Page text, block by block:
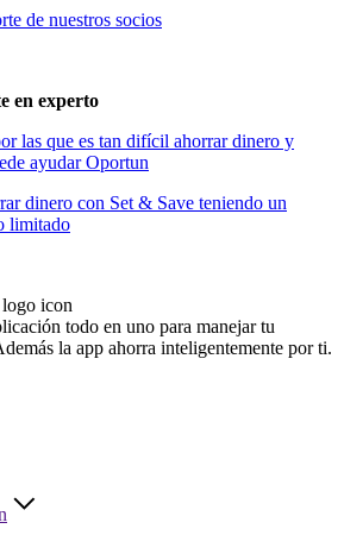
de nuestros socios
en experto
las que es tan difícil ahorrar dinero y
ayudar Oportun
dinero con Set & Save teniendo un
limitado
todo en uno para manejar tu
la app ahorra inteligentemente por ti.